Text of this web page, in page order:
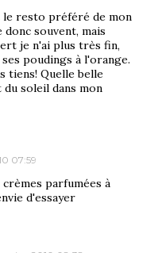
le resto préféré de mon
souvent, mais
je n'ai plus très fin,
poudings à l'orange.
tiens! Quelle belle
soleil dans mon
07:59
parfumées à
d'essayer